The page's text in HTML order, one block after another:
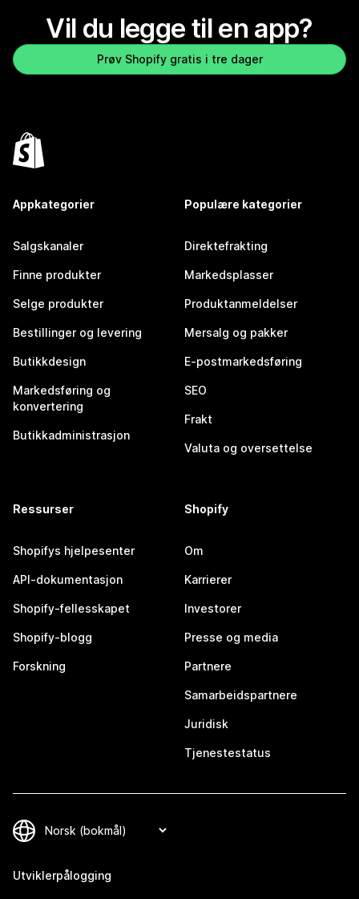
Vil du legge til en app?
Prøv Shopify gratis i tre dager
Appkategorier
Salgskanaler
Finne produkter
Selge produkter
Bestillinger og levering
Butikkdesign
Markedsføring og
konvertering
Butikkadministrasjon
Populære kategorier
Direktefrakting
Markedsplasser
Produktanmeldelser
Mersalg og pakker
E-postmarkedsføring
SEO
Frakt
Valuta og oversettelse
Ressurser
Shopifys hjelpesenter
API-dokumentasjon
Shopify-fellesskapet
Shopify-blogg
Forskning
Shopify
Om
Karrierer
Investorer
Presse og media
Partnere
Samarbeidspartnere
Juridisk
Tjenestestatus
Utviklerpålogging